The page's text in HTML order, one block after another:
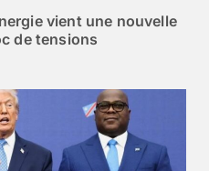
vient une nouvelle
de tensions